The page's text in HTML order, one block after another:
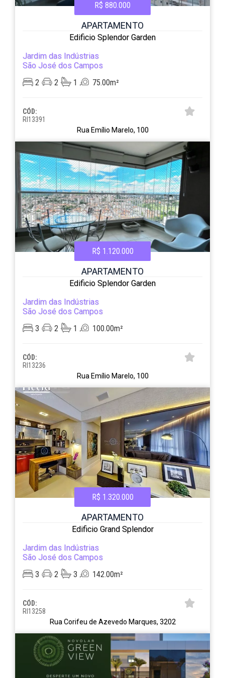
R$ 880.000
APARTAMENTO
Edificio Splendor Garden
Jardim das Indústrias
São José dos Campos
2
2 1 75.00m²
CÓD:
RI13391
Rua Emílio Marelo, 100
R$ 1.120.000
APARTAMENTO
Edificio Splendor Garden
Jardim das Indústrias
São José dos Campos
3
2 1 100.00m²
CÓD:
RI13236
Rua Emílio Marelo, 100
R$ 1.320.000
APARTAMENTO
Edificio Grand Splendor
Jardim das Indústrias
São José dos Campos
3
2 3 142.00m²
CÓD:
RI13258
Rua Corifeu de Azevedo Marques, 3202